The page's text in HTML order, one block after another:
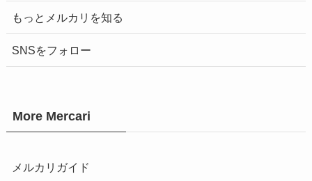
もっとメルカリを知る
SNSをフォロー
More Mercari
メルカリガイド